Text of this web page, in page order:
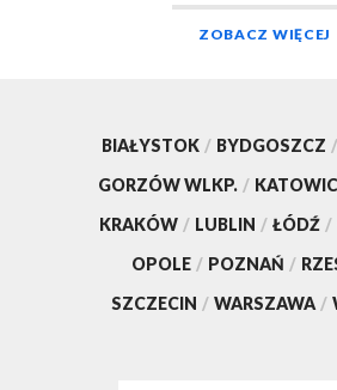
ZOBACZ WIĘCEJ
BIAŁYSTOK / BYDGOSZCZ /
GORZÓW WLKP. /
KRAKÓW / LUBLIN / ŁÓDŹ /
OPOLE / POZNAŃ /
SZCZECIN / WARSZAWA /